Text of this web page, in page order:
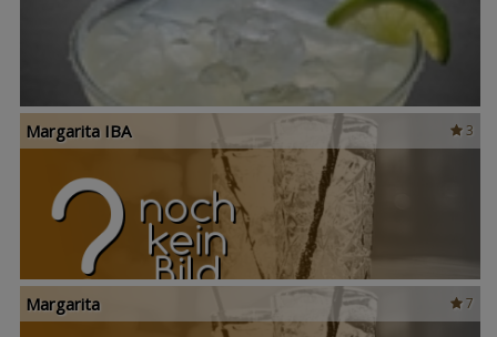
3
Margarita IBA
7
Margarita